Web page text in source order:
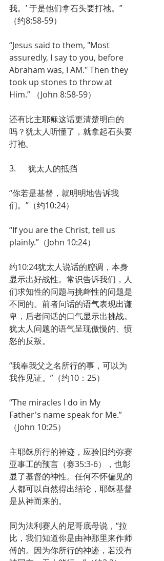
我。’ 于是他们拿石头要打祂。”
（约8:58-59）
“Jesus said to them, "Most
assuredly, I say to you, before
Abraham was, I AM." Then they
took up stones to throw at
Him.” （John 8:58-59）
还有比主耶稣这话更清楚明白的
吗？犹太人听懂了，就拿起石头要
打祂。
3.      犹太人的抵挡
“你若是基督，就明明地告诉我
们。”（约10:24）
“If you are the Christ, tell us
plainly.”（John 10:24）
约10:24犹太人说话的腔调，本身
显示出好战性。常识告诉我们，人
们求知性的问题与挑衅性的问题是
不同的。前者问话的语气表现出谦
卑，后者问话的口气显示出挑战。
犹太人问题的语气呈现傲慢的、愤
怒的反叛。
“我奉我父之名所行的事，可以为
我作见证。”（约10：25）
“The miracles I do in My
Father's name speak for Me.”
（John 10:25）
主耶稣所行的神迹，应验旧约弥赛
亚事工的预言（赛35:3-6），也彰
显了基督的神性。任何不怀偏见的
人都可以自然得出结论，耶稣基督
是从神而来的。
同为法利赛人的尼哥底母说，“拉
比，我们知道你是由神那里来作师
傅的。因为你所行的神迹，若没有